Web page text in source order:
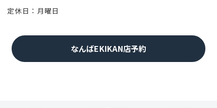
定休日：月曜日
なんばEKIKAN店予約